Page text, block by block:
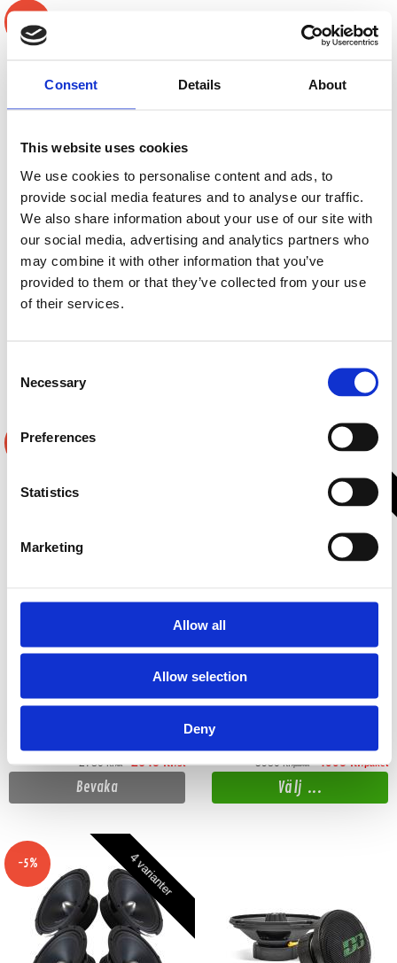
Consent Details About
This website uses cookies
We use cookies to personalise content and ads, to
provide social media features and to analyse our traffic.
We also share information about your use of our site with
our social media, advertising and analytics partners who
may combine it with other information that you’ve
provided to them or that they’ve collected from your use
of their services.
Selection
Necessary
Preferences
Statistics
Marketing
Allow all
Allow selection
Deny
-8%
4 X Deaf Bonce LW-80A4
4 pack 8" SQL Midbasar
Slut i lager
GZCC 2200.2ESQL
8" SQL kit
-5%
storpack! välj mellan 4, 6, 8 eller 12 par
2780 kr/st 2645 kr/st
Bevaka
3 varianter
SQL 6,5" midbasar Xcelsus XPLM6
storpack! välj mellan 4, 6 eller 8 par
5980 kr/paket 4995 kr/paket
Välj ...
4 varianter
-5%